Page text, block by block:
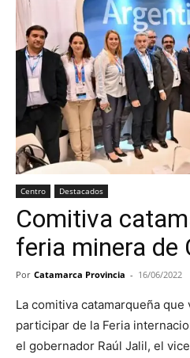
Centro Destacados
Comitiva
feria minera de
Por Catamarca Provincia - 16/06/2022
La comitiva catamarqueña que
participar de la Feria
el gobernador Raúl Jalil, el